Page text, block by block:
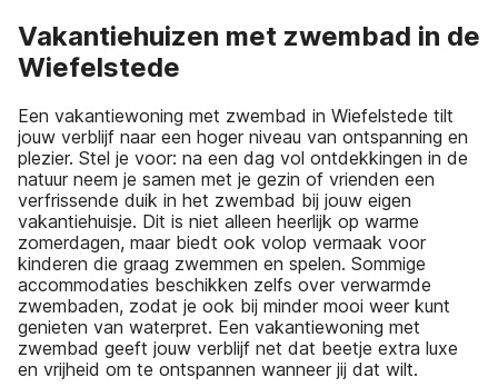
Vakantiehuizen met zwembad in de
Wiefelstede
Een vakantiewoning met zwembad in Wiefelstede tilt
jouw verblijf naar een hoger niveau van ontspanning en
plezier. Stel je voor: na een dag vol ontdekkingen in de
natuur neem je samen met je gezin of vrienden een
verfrissende duik in het zwembad bij jouw eigen
vakantiehuisje. Dit is niet alleen heerlijk op warme
zomerdagen, maar biedt ook volop vermaak voor
kinderen die graag zwemmen en spelen. Sommige
accommodaties beschikken zelfs over verwarmde
zwembaden, zodat je ook bij minder mooi weer kunt
genieten van waterpret. Een vakantiewoning met
zwembad geeft jouw verblijf net dat beetje extra luxe
en vrijheid om te ontspannen wanneer jij dat wilt.